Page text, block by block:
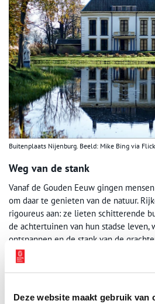
Deze website maakt gebruik van
Buitenplaats Nijenburg. Beeld: Mike Bing via
Weg van de stank
Vanaf de Gouden Eeuw gingen
om daar te genieten van de natuur.
rigoureus aan: ze lieten schitterende
de achtertuinen van hun stadse leven,
ontspannen en de stank van de
van die buitenplaatsen was
familie Van Egmond van de